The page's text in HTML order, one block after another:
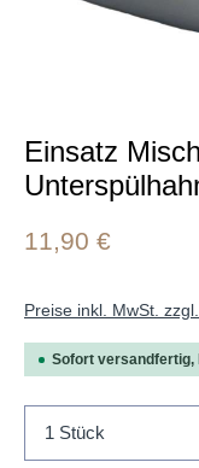
Einsatz
11,90 €
Preise inkl. MwSt.
Sofort versandfertig,
Produkt Anzahl: